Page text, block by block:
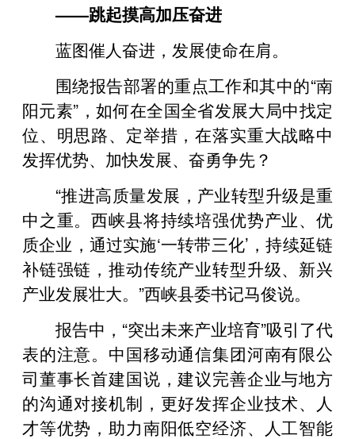
——跳起摸高加压奋进
蓝图催人奋进，发展使命在肩。
围绕报告部署的重点工作和其中的“南
阳元素”，如何在全国全省发展大局中找定
位、明思路、定举措，在落实重大战略中
发挥优势、加快发展、奋勇争先？
“推进高质量发展，产业转型升级是重
中之重。西峡县将持续培强优势产业、优
质企业，通过实施‘一转带三化’，持续延链
补链强链，推动传统产业转型升级、新兴
产业发展壮大。”西峡县委书记马俊说。
报告中，“突出未来产业培育”吸引了代
表的注意。中国移动通信集团河南有限公
司董事长首建国说，建议完善企业与地方
的沟通对接机制，更好发挥企业技术、人
才等优势，助力南阳低空经济、人工智能